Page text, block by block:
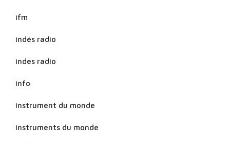
ifm
indés radio
indes radio
info
instrument du monde
instruments du monde